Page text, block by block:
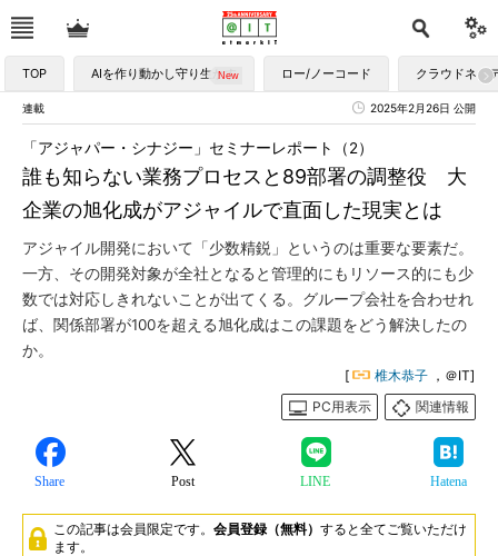
TOP AIを作り動かし守り生かす ロー/ノーコード クラウドネイ
連載 2025年2月26日 公開
誰も知らない業務プロセスと89部署の調整役 大
企業の旭化成がアジャイルで直面した現実とは
「アジャパー・シナジー」セミナーレポート（2）
アジャイル開発において「少数精鋭」というのは重要な要素だ。
一方、その開発対象が全社となると管理的にもリソース的にも少
数では対応しきれないことが出てくる。グループ会社を合わせれ
ば、関係部署が100を超える旭化成はこの課題をどう解決したの
か。
[ 椎木恭子 ，＠IT]
PC用表示
関連情報
Share Post LINE Hatena
この記事は会員限定です。 会員登録（無料） すると全てご覧いただけ
ます。